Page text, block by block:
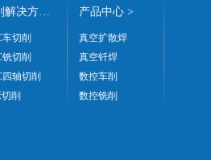
切削解决方案 >
车切削
铣切削
四轴切削
削
产品中心 >
真空扩散焊
真空钎焊
数控车削
数控铣削